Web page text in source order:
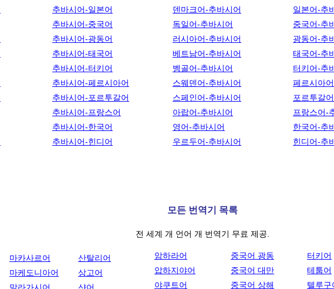
추바시어-일본어
추바시어-중국어
추바시어-광동어
추바시어-태국어
추바시어-터키어
추바시어-페르시아어
추바시어-포르투갈어
추바시어-프랑스어
추바시어-한국어
추바시어-힌디어
덴마크어-추바시어
독일어-추바시어
러시아어-추바시어
베트남어-추바시어
벵골어-추바시어
스웨덴어-추바시어
스페인어-추바시어
아랍어-추바시어
영어-추바시어
우르두어-추바시어
일본어-추
중국어-추
광동어-추
태국어-추
터키어-추
페르시아
포르투갈
프랑스어-
한국어-추
힌디어-추
모든 번역기 목록
전 세계 개 언어 개 번역기 무료 제공.
마카사르어
마케도니아어
산탈리어
상고어
암하라어
압하지야어
야쿠트어
중국어 광동
중국어 대만
중국어 상해
터키어
테툼어
텔루구